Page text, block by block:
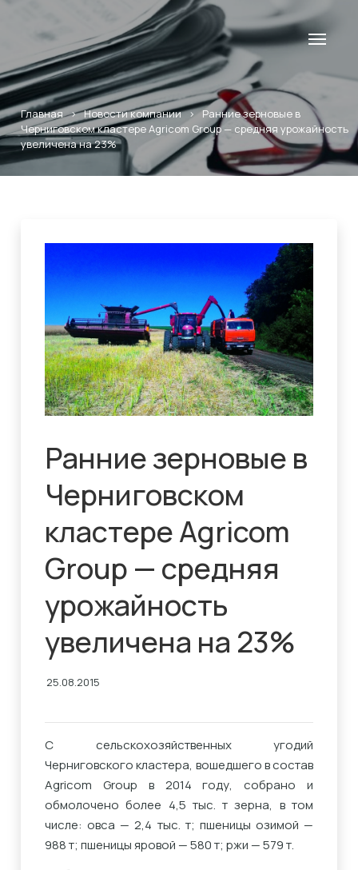
Главная>Новости компании>Ранние зерновые в
Черниговском кластере Agricom Group — средняя урожайность
увеличена на 23%
Ранние зерновые в
Черниговском
кластере Agricom
Group — средняя
урожайность
увеличена на 23%
25.08.2015
С сельскохозяйственных угодий
Черниговского кластера, вошедшего в состав
Agricom Group в 2014 году, собрано и
обмолочено более 4,5 тыс. т зерна, в том
числе: овса — 2,4 тыс. т; пшеницы озимой —
988 т; пшеницы яровой — 580 т; ржи — 579 т.